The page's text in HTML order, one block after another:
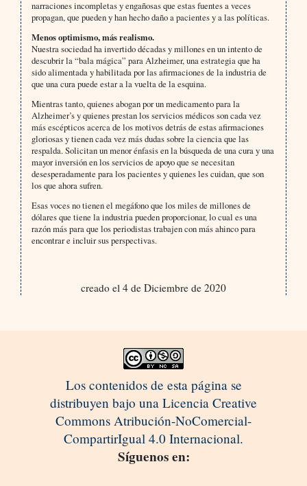
narraciones incompletas y engañosas que estas fuentes a veces
propagan, que pueden y han hecho daño a pacientes y a las políticas.
Menos optimismo, más realismo.
Nuestra sociedad ha invertido décadas y millones en un intento de
descubrir la “bala mágica” para Alzheimer, una estrategia que ha
sido alimentada y habilitada por las afirmaciones de la industria de
que una cura puede estar a la vuelta de la esquina.
Mientras tanto, quienes abogan por un medicamento para la
Alzheimer’s y quienes prestan los servicios médicos son cada vez
más escépticos acerca de los motivos detrás de estas afirmaciones
gloriosas y tienen cada vez más dudas sobre la ciencia que las
respalda. Solicitan un menor énfasis en la búsqueda de una cura y una
mayor inversión en los servicios de apoyo que se necesitan
desesperadamente para los pacientes y quienes les cuidan, que son
los que ahora sufren.
Esas voces no tienen el megáfono que los miles de millones de
dólares que tiene la industria pueden proporcionar, lo cual es una
razón más para que los periodistas trabajen con más ahinco para
encontrar e incluir sus perspectivas.
creado el 4 de Diciembre de 2020
Los contenidos de esta página se
distribuyen bajo una Licencia Creative
Commons Atribución-NoComercial-
CompartirIgual 4.0 Internacional.
Síguenos en: